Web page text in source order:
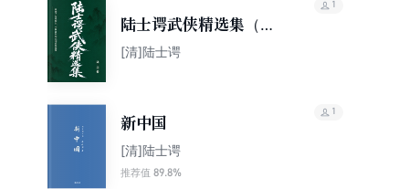
陆士谔武侠精选集（血
滴子传说源头，尘封百
[清]陆士谔
1
新中国
[清]陆士谔
推荐值 89.8%
1